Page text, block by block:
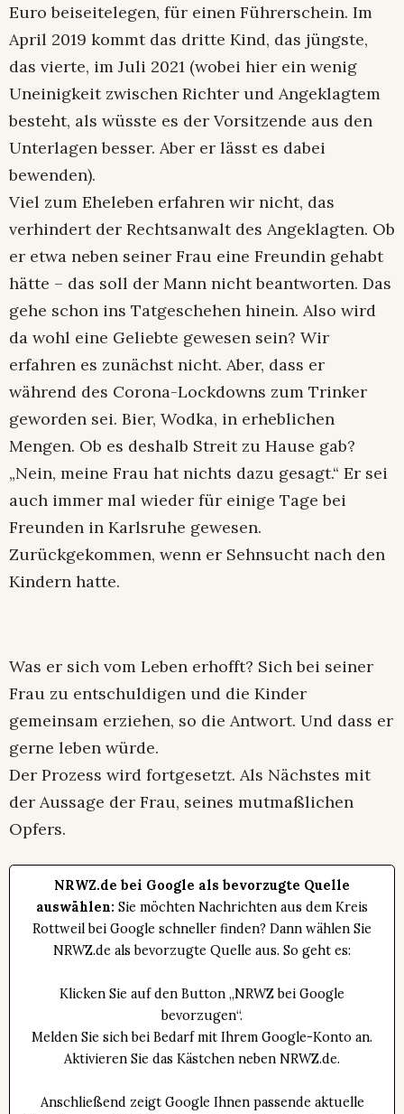
Euro beiseitelegen, für einen Führerschein. Im
April 2019 kommt das dritte Kind, das jüngste,
das vierte, im Juli 2021 (wobei hier ein wenig
Uneinigkeit zwischen Richter und Angeklagtem
besteht, als wüsste es der Vorsitzende aus den
Unterlagen besser. Aber er lässt es dabei
bewenden).
Viel zum Eheleben erfahren wir nicht, das
verhindert der Rechtsanwalt des Angeklagten. Ob
er etwa neben seiner Frau eine Freundin gehabt
hätte – das soll der Mann nicht beantworten. Das
gehe schon ins Tatgeschehen hinein. Also wird
da wohl eine Geliebte gewesen sein? Wir
erfahren es zunächst nicht. Aber, dass er
während des Corona-Lockdowns zum Trinker
geworden sei. Bier, Wodka, in erheblichen
Mengen. Ob es deshalb Streit zu Hause gab?
„Nein, meine Frau hat nichts dazu gesagt.“ Er sei
auch immer mal wieder für einige Tage bei
Freunden in Karlsruhe gewesen.
Zurückgekommen, wenn er Sehnsucht nach den
Kindern hatte.
Was er sich vom Leben erhofft? Sich bei seiner
Frau zu entschuldigen und die Kinder
gemeinsam erziehen, so die Antwort. Und dass er
gerne leben würde.
Der Prozess wird fortgesetzt. Als Nächstes mit
der Aussage der Frau, seines mutmaßlichen
Opfers.
NRWZ.de bei Google als bevorzugte Quelle
auswählen: Sie möchten Nachrichten aus dem Kreis
Rottweil bei Google schneller finden? Dann wählen Sie
NRWZ.de als bevorzugte Quelle aus. So geht es:
Klicken Sie auf den Button „NRWZ bei Google
bevorzugen“.
Melden Sie sich bei Bedarf mit Ihrem Google-Konto an.
Aktivieren Sie das Kästchen neben NRWZ.de.
Anschließend zeigt Google Ihnen passende aktuelle